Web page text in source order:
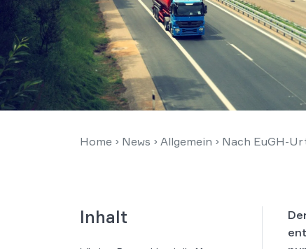
Home › News › Allgemein › Nach EuGH-
Inhalt